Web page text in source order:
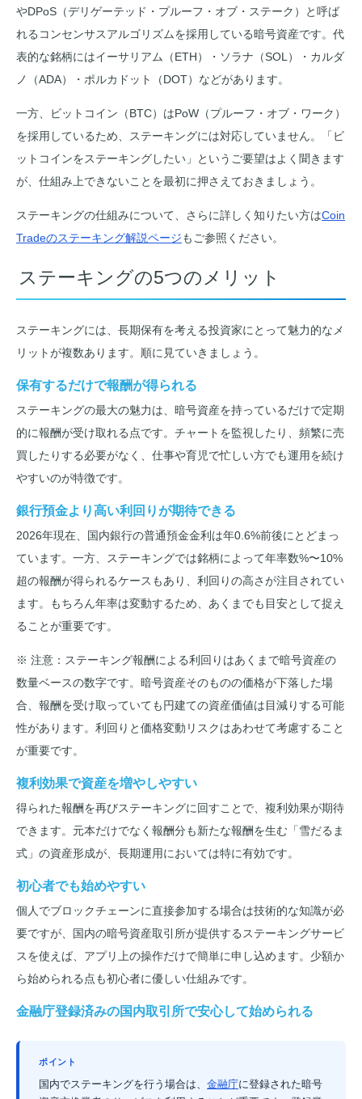
まとめ
やDPoS（デリゲーテッド・プルーフ・オブ・ステーク）と呼ば
れるコンセンサスアルゴリズムを採用している暗号資産です。代
表的な銘柄にはイーサリアム（ETH）・ソラナ（SOL）・カルダ
ノ（ADA）・ポルカドット（DOT）などがあります。
一方、ビットコイン（BTC）はPoW（プルーフ・オブ・ワーク）
を採用しているため、ステーキングには対応していません。「ビ
ットコインをステーキングしたい」というご要望はよく聞きます
が、仕組み上できないことを最初に押さえておきましょう。
ステーキングの仕組みについて、さらに詳しく知りたい方はCoin
Tradeのステーキング解説ページもご参照ください。
ステーキングの5つのメリット
ステーキングには、長期保有を考える投資家にとって魅力的なメ
リットが複数あります。順に見ていきましょう。
保有するだけで報酬が得られる
ステーキングの最大の魅力は、暗号資産を持っているだけで定期
的に報酬が受け取れる点です。チャートを監視したり、頻繁に売
買したりする必要がなく、仕事や育児で忙しい方でも運用を続け
やすいのが特徴です。
銀行預金より高い利回りが期待できる
2026年現在、国内銀行の普通預金金利は年0.6%前後にとどまっ
ています。一方、ステーキングでは銘柄によって年率数%〜10%
超の報酬が得られるケースもあり、利回りの高さが注目されてい
ます。もちろん年率は変動するため、あくまでも目安として捉え
ることが重要です。
※ 注意：ステーキング報酬による利回りはあくまで暗号資産の
数量ベースの数字です。暗号資産そのものの価格が下落した場
合、報酬を受け取っていても円建ての資産価値は目減りする可能
性があります。利回りと価格変動リスクはあわせて考慮すること
が重要です。
複利効果で資産を増やしやすい
得られた報酬を再びステーキングに回すことで、複利効果が期待
できます。元本だけでなく報酬分も新たな報酬を生む「雪だるま
式」の資産形成が、長期運用においては特に有効です。
初心者でも始めやすい
個人でブロックチェーンに直接参加する場合は技術的な知識が必
要ですが、国内の暗号資産取引所が提供するステーキングサービ
スを使えば、アプリ上の操作だけで簡単に申し込めます。少額か
ら始められる点も初心者に優しい仕組みです。
金融庁登録済みの国内取引所で安心して始められる
ポイント
国内でステーキングを行う場合は、 金融庁に登録された暗号